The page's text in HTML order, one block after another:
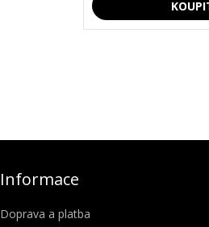
Informace
Doprava a platba